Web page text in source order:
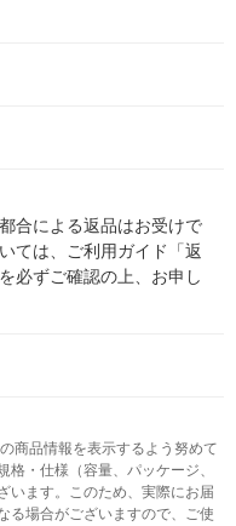
合による返品はお受けで
ては、ご利用ガイド「返
必ずご確認の上、お申し
商品情報を表示するよう努めて
・仕様（容量、パッケージ、
います。このため、実際にお届
る場合がございますので、ご使